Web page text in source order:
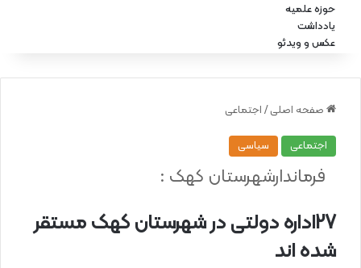
حوزه علمیه
یادداشت
عکس و ویدئو
صفحه اصلی / اجتماعی
اجتماعی سیاسی
27اداره دولتی در شهرستان کهک مستقر
شده اند
فرماندارشهرستان کهک :